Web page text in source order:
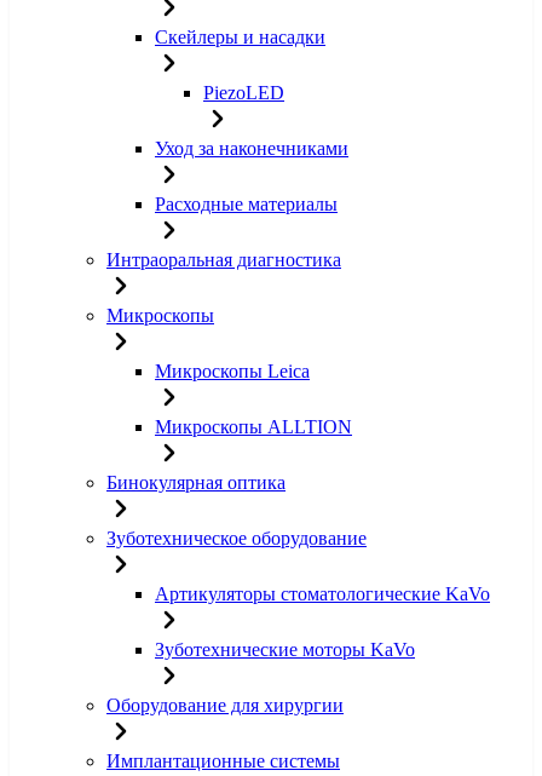
Скейлеры и насадки
PiezoLED
Уход за наконечниками
Расходные материалы
Интраоральная диагностика
Микроскопы
Микроскопы Leica
Микроскопы ALLTION
Бинокулярная оптика
Зуботехническое оборудование
Артикуляторы стоматологические KaVo
Зуботехнические моторы KaVo
Оборудование для хирургии
Имплантационные системы